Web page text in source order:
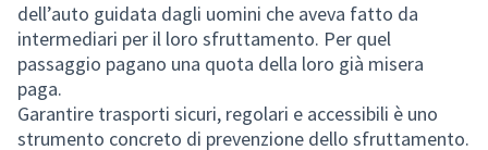
dell’auto guidata dagli uomini che aveva fatto da
intermediari per il loro sfruttamento. Per quel
passaggio pagano una quota della loro già misera
paga.
Garantire trasporti sicuri, regolari e accessibili è uno
strumento concreto di prevenzione dello sfruttamento.